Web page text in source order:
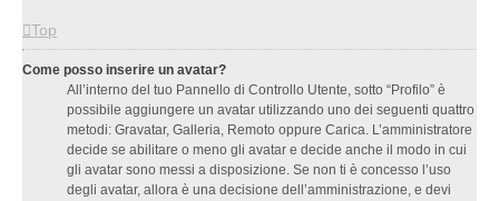
Top
Come posso inserire un avatar?
All’interno del tuo Pannello di Controllo Utente, sotto “Profilo” è
possibile aggiungere un avatar utilizzando uno dei seguenti quattro
metodi: Gravatar, Galleria, Remoto oppure Carica. L’amministratore
decide se abilitare o meno gli avatar e decide anche il modo in cui
gli avatar sono messi a disposizione. Se non ti è concesso l’uso
degli avatar, allora è una decisione dell’amministrazione, e devi